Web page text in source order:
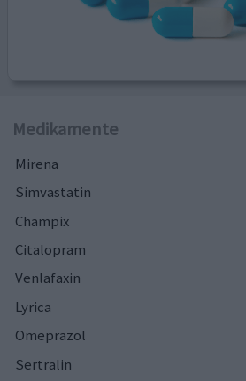
Medikamente
Mirena
Simvastatin
Champix
Citalopram
Venlafaxin
Lyrica
Omeprazol
Sertralin